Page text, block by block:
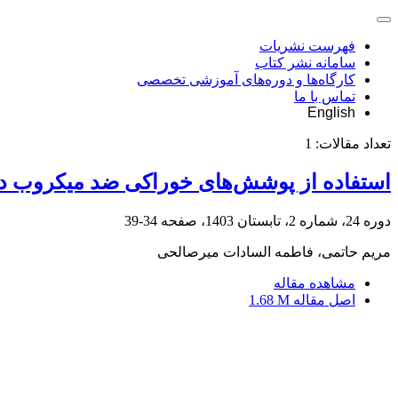
فهرست نشریات
سامانه نشر کتاب
کارگاه‌ها و دوره‌های آموزشی تخصصی
تماس با ما
English
تعداد مقالات: 1
استفاده از پوشش‌های خوراکی ضد میکروب
دوره 24، شماره 2، تابستان 1403، صفحه 34-39
مریم حاتمی، فاطمه السادات میرصالحی
مشاهده مقاله
اصل مقاله 1.68 M